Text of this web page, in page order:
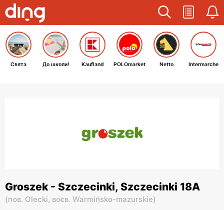
Свята До школи! Kaufland POLOmarket Netto Intermarche
Groszek - Szczecinki, Szczecinki 18A
(пов. Olecki, воєв. Warmińsko-mazurskie)